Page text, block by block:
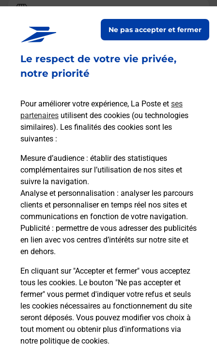
Le respect de votre vie privée,
notre priorité
Pour améliorer votre expérience, La Poste et ses
partenaires utilisent des cookies (ou technologies
similaires). Les finalités des cookies sont les
suivantes :
Mesure d’audience : établir des statistiques
complémentaires sur l’utilisation de nos sites et
suivre la navigation.
Analyse et personnalisation : analyser les parcours
clients et personnaliser en temps réel nos sites et
communications en fonction de votre navigation.
Publicité : permettre de vous adresser des publicités
en lien avec vos centres d’intérêts sur notre site et
en dehors.
En cliquant sur "Accepter et fermer" vous acceptez
tous les cookies. Le bouton "Ne pas accepter et
fermer" vous permet d'indiquer votre refus et seuls
les cookies nécessaires au fonctionnement du site
seront déposés. Vous pouvez modifier vos choix à
tout moment ou obtenir plus d'informations via
notre politique de cookies.
Ne pas accepter et fermer
Relais Pickup
jusqu'à 19h00
13 BOULEVARD DE LINZ
44210 PORNIC
Malin !
La Poste
en ligne
Ouvert 24h/24
En savoir plus
PORNIC
CONSIGNE PICKUP SUPER U PORNIC